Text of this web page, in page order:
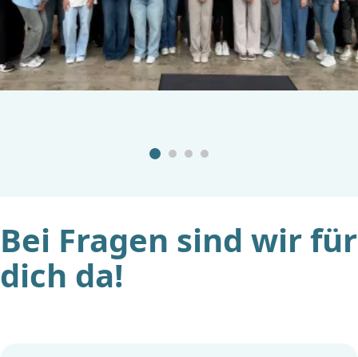
Bei Fragen sind wir für
dich da!